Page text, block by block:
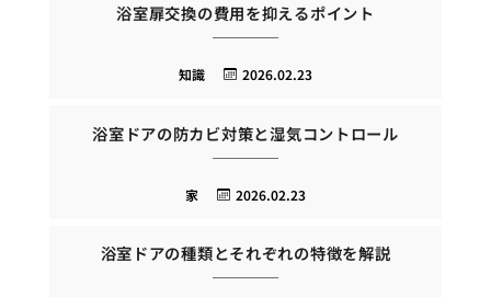
浴室扉交換の費用を抑えるポイント
2026.02.23
知識
浴室ドアの防カビ対策と湿気コントロール
2026.02.23
家
浴室ドアの種類とそれぞれの特徴を解説